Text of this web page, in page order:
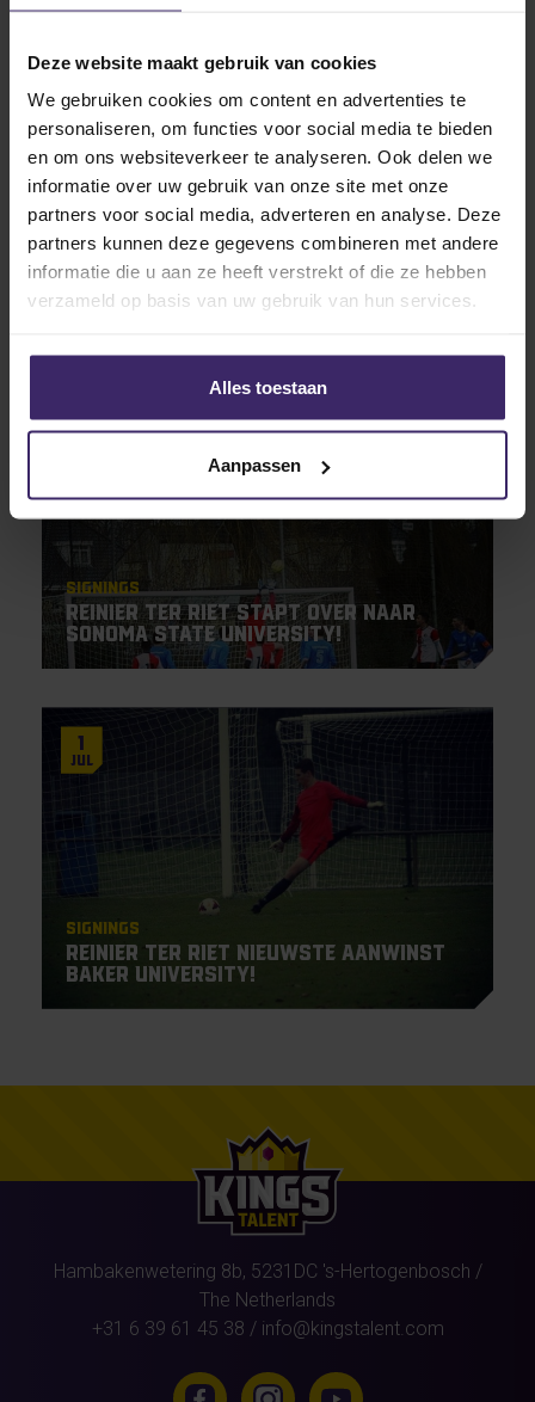
Deze website maakt gebruik van cookies
We gebruiken cookies om content en advertenties te
personaliseren, om functies voor social media te bieden
en om ons websiteverkeer te analyseren. Ook delen we
informatie over uw gebruik van onze site met onze
partners voor social media, adverteren en analyse. Deze
partners kunnen deze gegevens combineren met andere
informatie die u aan ze heeft verstrekt of die ze hebben
verzameld op basis van uw gebruik van hun services.
Alles toestaan
Aanpassen
26
Oct
Awards
Reinier ter Riet ‘Defensive Player of
27
Signings
Reinier ter Riet stapt over naar
Sonoma State University!
1
Jul
Signings
Reinier ter Riet nieuwste aanwinst
Baker University!
Hambakenwetering 8b, 5231DC 's-Hertogenbosch /
The Netherlands
+31 6 39 61 45 38 / info@kingstalent.com